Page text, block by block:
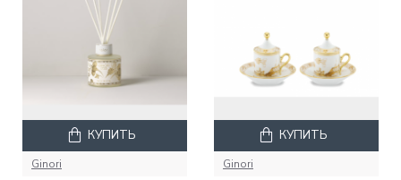
Ginori
КУПИТЬ
Ginori
КУПИТЬ